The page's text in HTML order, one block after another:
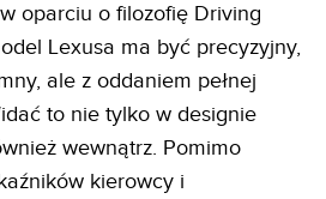
oparciu o filozofię Driving
Lexusa ma być precyzyjny,
ale z oddaniem pełnej
to nie tylko w designie
wewnątrz. Pomimo
kierowcy i